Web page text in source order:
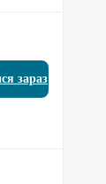
зараз